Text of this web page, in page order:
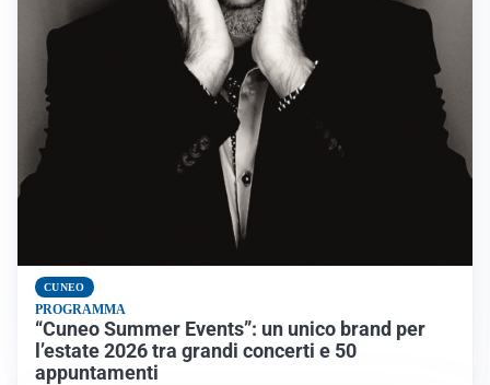
CUNEO
PROGRAMMA
“Cuneo Summer Events”: un unico brand per
l’estate 2026 tra grandi concerti e 50
appuntamenti